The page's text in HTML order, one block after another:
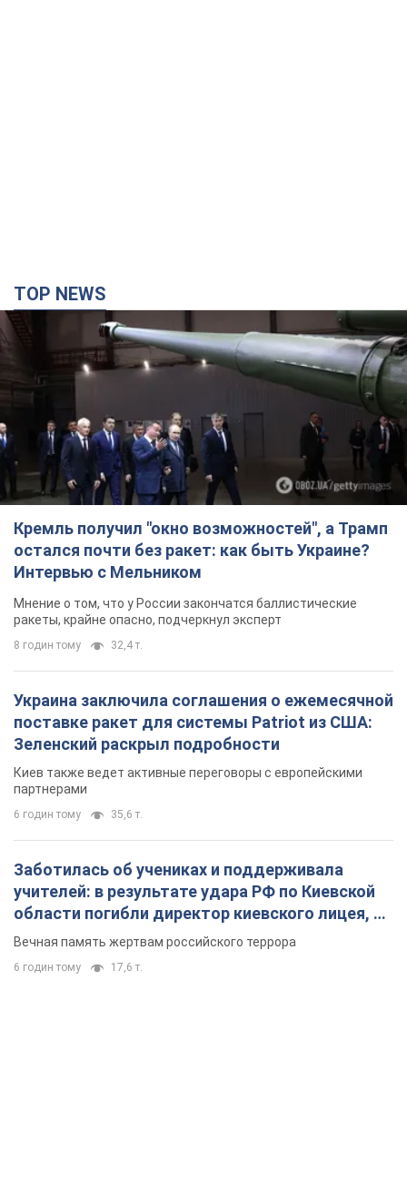
TOP NEWS
Кремль получил "окно возможностей", а Трамп
остался почти без ракет: как быть Украине?
Интервью с Мельником
Мнение о том, что у России закончатся баллистические
ракеты, крайне опасно, подчеркнул эксперт
8 годин тому 32,4 т.
Украина заключила соглашения о ежемесячной
поставке ракет для системы Patriot из США:
Зеленский раскрыл подробности
Киев также ведет активные переговоры с европейскими
партнерами
6 годин тому 35,6 т.
Заботилась об учениках и поддерживала
учителей: в результате удара РФ по Киевской
области погибли директор киевского лицея, её
муж и внук
Вечная память жертвам российского террора
6 годин тому 17,6 т.